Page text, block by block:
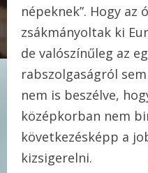
népeknek”. Hogy
zsákmányoltak ki
de valószínűleg az
rabszolgaságról
nem is beszélve,
középkorban nem
következésképp a
kizsigerelni.